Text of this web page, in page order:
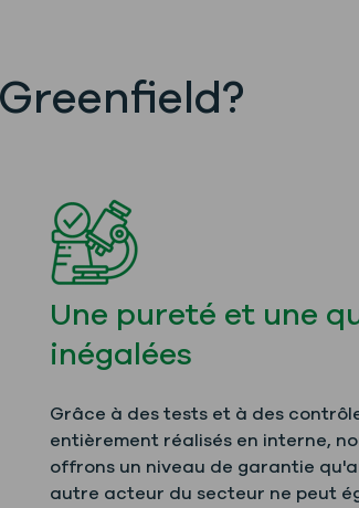
Une pureté et une
inégalées
Grâce à des tests et à des
entièrement réalisés en interne,
offrons un niveau de garantie
autre acteur du secteur ne peut